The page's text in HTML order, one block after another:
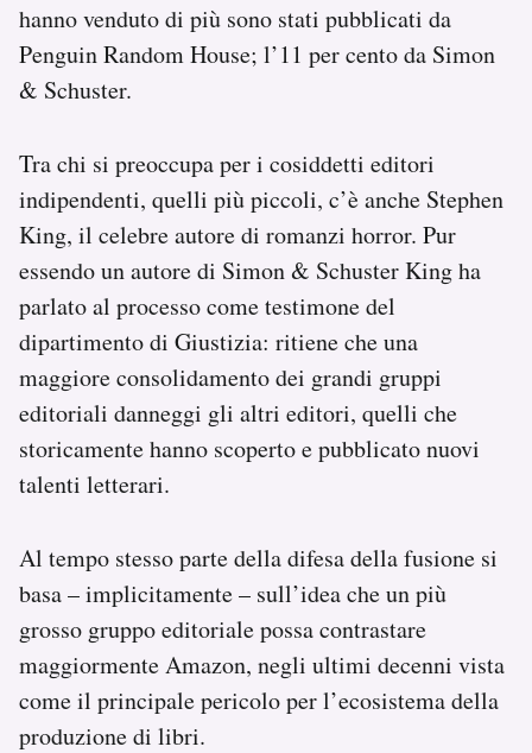
hanno venduto di più sono stati pubblicati da
Penguin Random House; l’11 per cento da Simon
& Schuster.
Tra chi si preoccupa per i cosiddetti editori
indipendenti, quelli più piccoli, c’è anche Stephen
King, il celebre autore di romanzi horror. Pur
essendo un autore di Simon & Schuster King ha
parlato al processo come testimone del
dipartimento di Giustizia: ritiene che una
maggiore consolidamento dei grandi gruppi
editoriali danneggi gli altri editori, quelli che
storicamente hanno scoperto e pubblicato nuovi
talenti letterari.
Al tempo stesso parte della difesa della fusione si
basa – implicitamente – sull’idea che un più
grosso gruppo editoriale possa contrastare
maggiormente Amazon, negli ultimi decenni vista
come il principale pericolo per l’ecosistema della
produzione di libri.